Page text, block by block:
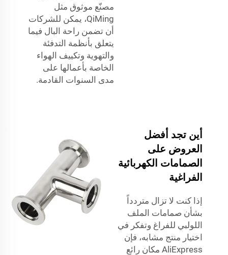
مصنّع موثوق مثل
QiMing، يمكن للشركات
أن تضمن راحة البال فيما
يتعلق بأنظمة التدفئة
والتهوية وتكييف الهواء
الخاصة بأعمالها على
مدى السنوات القادمة.
أين تجد أفضل
العروض على
الصمامات الكهربائية
الفراغية
إذا كنت لا تزال متردداً
بشأن صمامات الملف
اللولبي للفراغ وتفكر في
اختيار منتج مشابه، فإن
AliExpress مكان رائع